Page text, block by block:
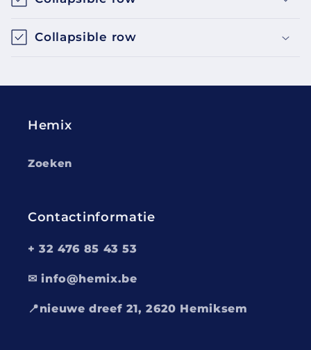
Collapsible row
Hemix
Zoeken
Contactinformatie
+ 32 476 85 43 53
✉ info@hemix.be
📍nieuwe dreef 21, 2620 Hemiksem